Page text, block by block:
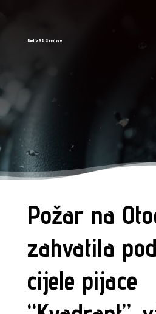
Radio AS Sarajevo
Požar na
zahvatila
cijele pijace